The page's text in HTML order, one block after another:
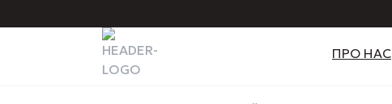
ПРО НАС